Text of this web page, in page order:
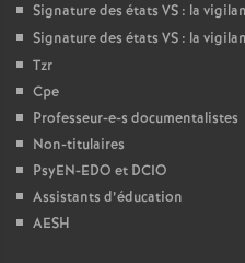
Signature des états VS : la
Signature des états VS : la
Tzr
Cpe
Professeur-e-s documentalistes
Non-titulaires
PsyEN-EDO et DCIO
Assistants d’éducation
AESH